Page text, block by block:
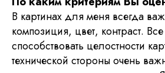
В картинах для меня всегда
композиция, цвет, контраст.
способствовать целостности
технической стороны очень
info@pastelsociety.ru
Национальный союз
Некоммерческая организация
ИНН 7728453231